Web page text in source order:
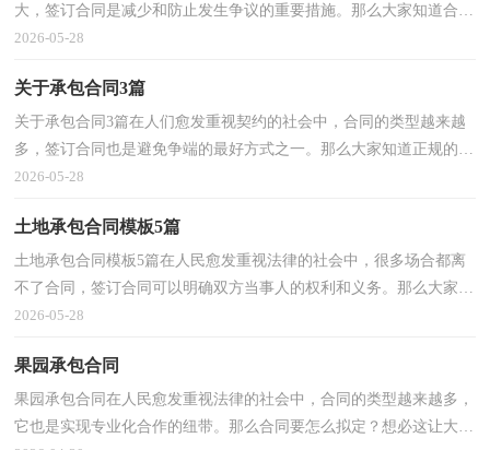
大，签订合同是减少和防止发生争议的重要措施。那么大家知道合法
的合同书怎么写吗？以下是小编精心整理的承包合同3...
2026-05-28
关于承包合同3篇
关于承包合同3篇在人们愈发重视契约的社会中，合同的类型越来越
多，签订合同也是避免争端的最好方式之一。那么大家知道正规的合
同书怎么写吗？以下是小编帮大家整理的承包合同3篇...
2026-05-28
土地承包合同模板5篇
土地承包合同模板5篇在人民愈发重视法律的社会中，很多场合都离
不了合同，签订合同可以明确双方当事人的权利和义务。那么大家知
道正规的合同书怎么写吗？下面是小编为大家整理的...
2026-05-28
果园承包合同
果园承包合同在人民愈发重视法律的社会中，合同的类型越来越多，
它也是实现专业化合作的纽带。那么合同要怎么拟定？想必这让大家